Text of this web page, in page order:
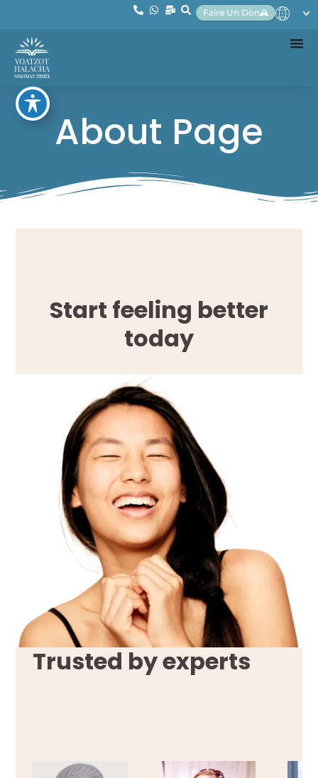
Faire Un Don
About Page
Start feeling better
today
Trusted by experts